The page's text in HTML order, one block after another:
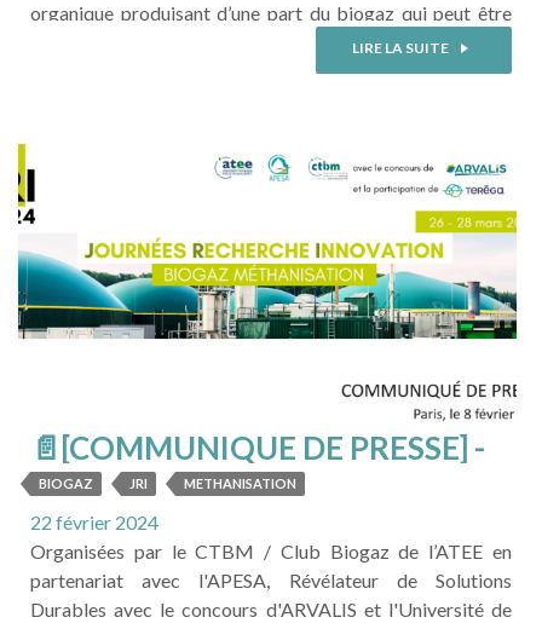
organique produisant d’une part du biogaz qui peut être
valorisé pour la production d’énergie renouvelable et
d’autre part du digestat pouvant servir une ...
LIRE LA SUITE
LIRE LA SUITE
📄[COMMUNIQUE DE PRESSE] -
Journées Recherche Innovation
Biogaz Méthanisation (JRI)
BIOGAZ JRI METHANISATION
22 février 2024
Organisées par le CTBM / Club Biogaz de l’ATEE en
partenariat avec l'APESA, Révélateur de Solutions
Durables avec le concours d'ARVALIS et l'Université de